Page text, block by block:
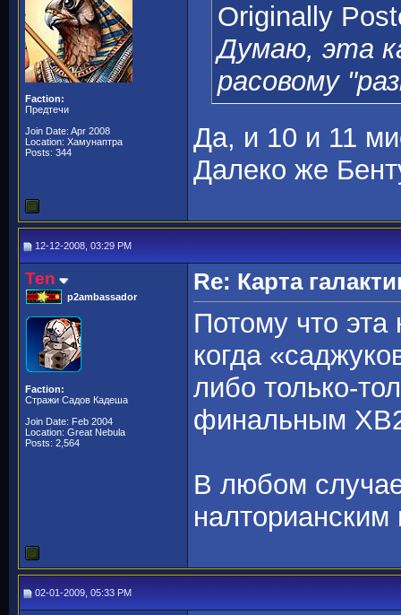
Faction:
Предтечи
Join Date: Apr 2008
Location: Хамунаптра
Posts: 344
Originally
Думаю, эта
расовому
Да, и 10 и 11
Далеко же
12-12-2008, 03:29 PM
Ten
p2ambassador
Faction:
Стражи Садов Кадеша
Join Date: Feb 2004
Location: Great Nebula
Posts: 2,564
Re: Карта
Потому что эта
когда
либо только-
финальным
В любом
02-01-2009, 05:33 PM